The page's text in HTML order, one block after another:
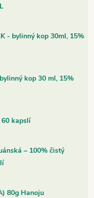
- bylinný kop 30ml, 15%
kop 30 ml, 15%
60 kapslí
– 100% čistý
80g Hanoju